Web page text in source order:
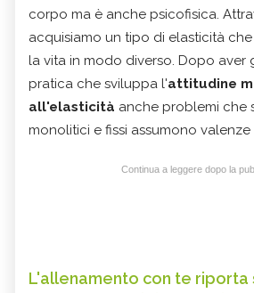
corpo ma è anche psicofisica.
acquisiamo un tipo di elasticità
la vita in modo diverso. Dopo aver
pratica che sviluppa l'attitudine
all'elasticità anche problemi che
monolitici e fissi assumono valenze
Continua a leggere dopo la
L'allenamento con te riporta